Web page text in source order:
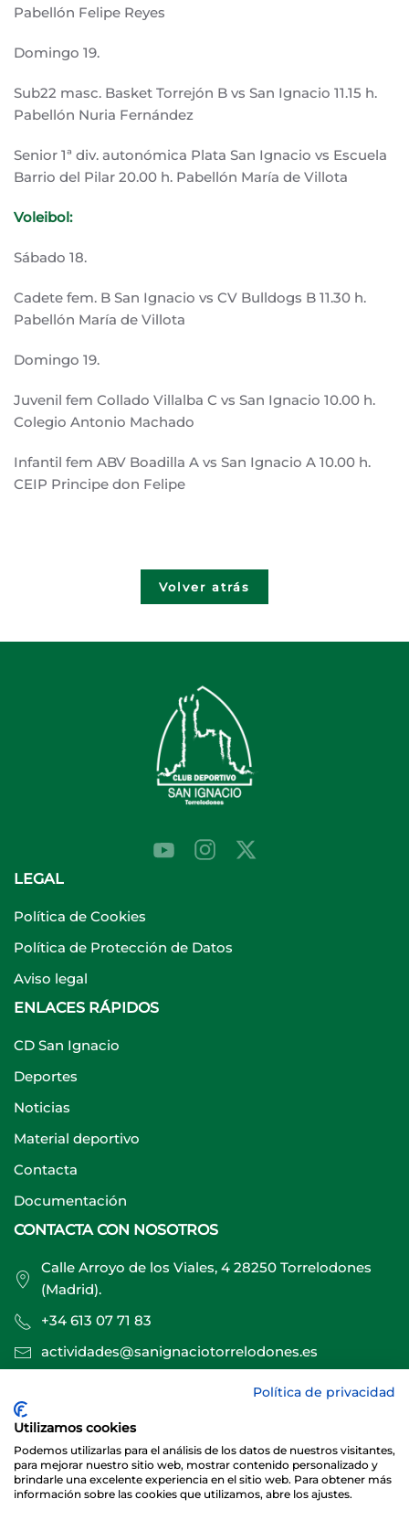
Pabellón Felipe Reyes
Domingo 19.
Sub22 masc. Basket Torrejón B vs San Ignacio 11.15 h.
Pabellón Nuria Fernández
Senior 1ª div. autonómica Plata San Ignacio vs Escuela
Barrio del Pilar 20.00 h. Pabellón María de Villota
Voleibol:
Sábado 18.
Cadete fem. B San Ignacio vs CV Bulldogs B 11.30 h.
Pabellón María de Villota
Domingo 19.
Juvenil fem Collado Villalba C vs San Ignacio 10.00 h.
Colegio Antonio Machado
Infantil fem ABV Boadilla A vs San Ignacio A 10.00 h.
CEIP Principe don Felipe
Volver atrás
LEGAL
Política de Cookies
Política de Protección de Datos
Aviso legal
ENLACES RÁPIDOS
CD San Ignacio
Deportes
Noticias
Material deportivo
Contacta
Documentación
CONTACTA CON NOSOTROS
Calle Arroyo de los Viales, 4 28250 Torrelodones
(Madrid).
+34 613 07 71 83
actividades@sanignaciotorrelodones.es
Sitio web creado por
Política de privacidad
Utilizamos cookies
Podemos utilizarlas para el análisis de los datos de nuestros visitantes,
para mejorar nuestro sitio web, mostrar contenido personalizado y
brindarle una excelente experiencia en el sitio web. Para obtener más
información sobre las cookies que utilizamos, abre los ajustes.